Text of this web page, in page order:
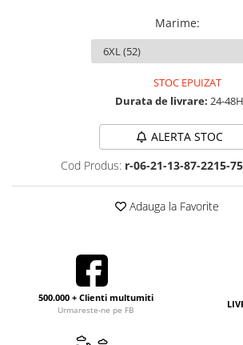
Marime:
STOC EPUIZAT
Durata de livrare: 24-48H
ALERTA STOC
Cod Produs: r-06-21-13-87-2215-
Adauga la Favorite
500.000 + Clienti multumiti
Urmareste-ne pe FB